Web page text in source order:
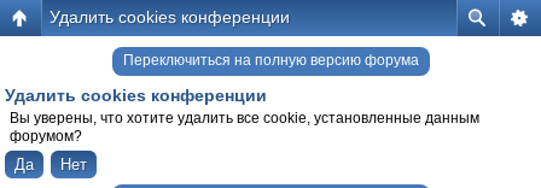
Удалить cookies конференции
Переключиться на полную версию форума
Удалить cookies конференции
Вы уверены, что хотите удалить все cookie, установленные данным
форумом?